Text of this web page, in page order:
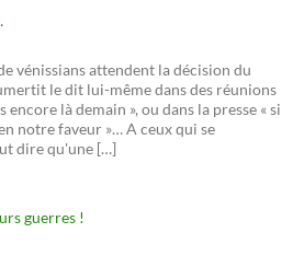
vénissians attendent la décision du
le dit lui-même dans des réunions
encore là demain », ou dans la presse « si
notre faveur »… A ceux qui se
dire qu'une […]
guerres !